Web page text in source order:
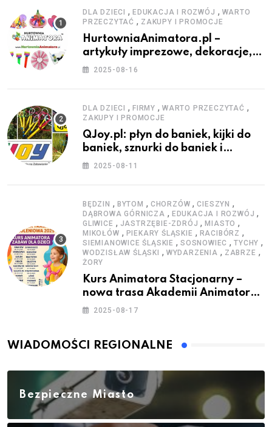
DLA DZIECI , EDUKACJA I ROZWÓJ , WARTO
PRZECZYTAĆ , ZAKUPY I PROMOCJE
HurtowniaAnimatora.pl –
artykuły imprezowe, dekoracje,
stroje i akcesoria dla animatorów
2025-08-16
DLA DZIECI , FIRMY , WARTO PRZECZYTAĆ ,
ZAKUPY I PROMOCJE
QJoy.pl: płyn do baniek, kijki do
baniek, sznurki do baniek i
zestawy do baniek
2025-08-11
BĘDZIN , BYTOM , CHORZÓW ,CIESZYN ,
DĄBROWA GÓRNICZA , EDUKACJA I ROZWÓJ ,
GLIWICE , JASTRZĘBIE-ZDRÓJ ,MIASTO ,
MIKOŁÓW , PIEKARY ŚLĄSKIE , RACIBÓRZ ,
SIEMIANOWICE ŚLĄSKIE ,SOSNOWIEC ,TYCHY ,
WODZISŁAW ŚLĄSKI , WYDARZENIA , ZABRZE ,
ŻORY
Kurs Animatora Stacjonarny –
nowa trasa Akademii Animatora
– jesień 2025
2025-08-17
WIADOMOŚCI REGIONALNE
Bezpieczne Miasto